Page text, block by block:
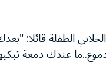
الطفلة
عندك دمعة